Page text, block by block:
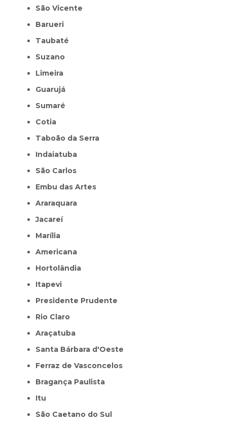
São Vicente
Barueri
Taubaté
Suzano
Limeira
Guarujá
Sumaré
Cotia
Taboão da Serra
Indaiatuba
São Carlos
Embu das Artes
Araraquara
Jacareí
Marília
Americana
Hortolândia
Itapevi
Presidente Prudente
Rio Claro
Araçatuba
Santa Bárbara d'Oeste
Ferraz de Vasconcelos
Bragança Paulista
Itu
São Caetano do Sul